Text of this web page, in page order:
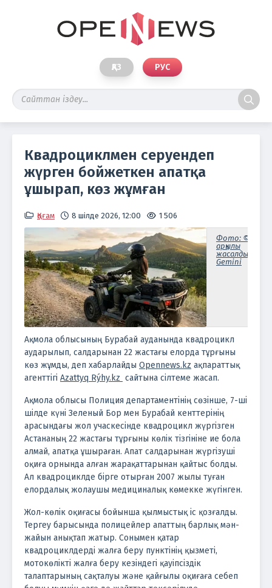
ҚАЗ РУС
Квадроциклмен серуендеп
жүрген бойжеткен апатқа
ұшырап, көз жұмған
Қоғам 8 шілде 2026, 12:00 1 506
Фото: ©ЖИ
арқылы
жасалды/
Gemini
Ақмола облысының Бурабай ауданында квадроцикл
аударылып, салдарынан 22 жастағы елорда тұрғыны
көз жұмды, деп хабарлайды Opennews.kz ақпараттық
агенттігі Azattyq Rýhy.kz сайтына сілтеме жасап.
Ақмола облысы Полиция департаментінің сөзінше, 7-ші
шілде күні Зеленый Бор мен Бурабай кенттерінің
арасындағы жол учаскесінде квадроцикл жүргізген
Астананың 22 жастағы тұрғыны көлік тізгініне ие бола
алмай, апатқа ұшыраған. Апат салдарынан жүргізуші
оқиға орнында алған жарақаттарынан қайтыс болды.
Ал квадроциклде бірге отырған 2007 жылы туған
елордалық жолаушы медициналық көмекке жүгінген.
Жол-көлік оқиғасы бойынша қылмыстық іс қозғалды.
Тергеу барысында полицейлер апаттың барлық мән-
жайын анықтап жатыр. Сонымен қатар
квадроциклдерді жалға беру пунктінің қызметі,
мотокөлікті жалға беру кезіндегі қауіпсіздік
талаптарының сақталуы және қайғылы оқиғаға себеп